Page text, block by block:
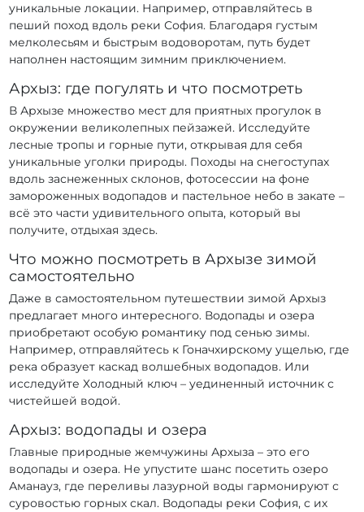
уникальные локации. Например, отправляйтесь в
пеший поход вдоль реки София. Благодаря густым
мелколесьям и быстрым водоворотам, путь будет
наполнен настоящим зимним приключением.
Архыз: где погулять и что посмотреть
В Архызе множество мест для приятных прогулок в
окружении великолепных пейзажей. Исследуйте
лесные тропы и горные пути, открывая для себя
уникальные уголки природы. Походы на снегоступах
вдоль заснеженных склонов, фотосессии на фоне
замороженных водопадов и пастельное небо в закате –
всё это части удивительного опыта, который вы
получите, отдыхая здесь.
Что можно посмотреть в Архызе зимой
самостоятельно
Даже в самостоятельном путешествии зимой Архыз
предлагает много интересного. Водопады и озера
приобретают особую романтику под сенью зимы.
Например, отправляйтесь к Гоначхирскому ущелью, где
река образует каскад волшебных водопадов. Или
исследуйте Холодный ключ – уединенный источник с
чистейшей водой.
Архыз: водопады и озера
Главные природные жемчужины Архыза – это его
водопады и озера. Не упустите шанс посетить озеро
Аманауз, где переливы лазурной воды гармонируют с
суровостью горных скал. Водопады реки София, с их